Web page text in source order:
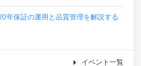
年保証の運用と品質管理を解説する
イベント一覧